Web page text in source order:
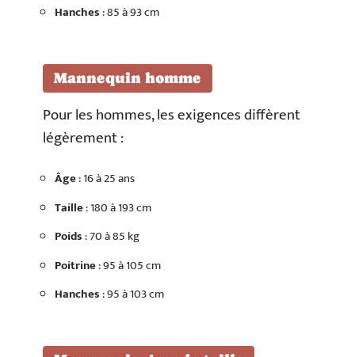
Hanches: 85 à 93 cm
Mannequin homme
Pour les hommes, les exigences diffèrent
légèrement :
Âge: 16 à 25 ans
Taille: 180 à 193 cm
Poids: 70 à 85 kg
Poitrine: 95 à 105 cm
Hanches: 95 à 103 cm